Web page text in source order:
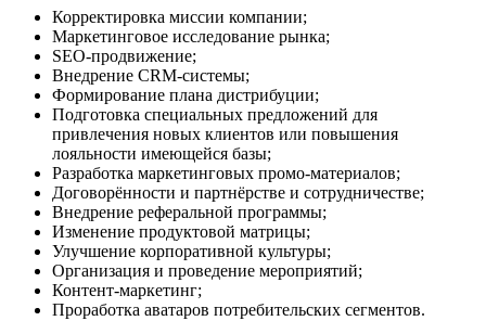
Корректировка миссии компании;
Маркетинговое исследование рынка;
SEO-продвижение;
Внедрение CRM-системы;
Формирование плана дистрибуции;
Подготовка специальных предложений для
привлечения новых клиентов или повышения
лояльности имеющейся базы;
Разработка маркетинговых промо-материалов;
Договорённости и партнёрстве и сотрудничестве;
Внедрение реферальной программы;
Изменение продуктовой матрицы;
Улучшение корпоративной культуры;
Организация и проведение мероприятий;
Контент-маркетинг;
Проработка аватаров потребительских сегментов.